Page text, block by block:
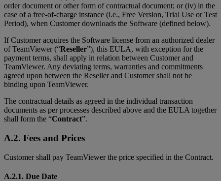
order document or other form of contractual document; or (iv) in the
case of a free-of-charge instance (i.e., Free Version, Trial Use or Test
Period), when Customer downloads the Software (defined below).
If Customer acquires the Software license from an authorized dealer
of TeamViewer (“Reseller”), this EULA, with exception for the
payment terms, shall apply in relation between Customer and
TeamViewer. Any deviating terms, warranties and commitments
agreed upon between the Reseller and Customer shall not be
binding upon TeamViewer.
The contractual details as agreed in the individual transaction
documents as per processes described above and the EULA together
shall form the “Contract”.
A.2. Fees and Prices
Customer shall pay TeamViewer the price specified in the Contract.
A.2.1. Due Date